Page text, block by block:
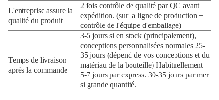
L'entreprise assure la
qualité du produit
2 fois contrôle de qualité par QC avant
expédition. (sur la ligne de production +
contrôle de l'équipe d'emballage)
Temps de livraison
après la commande
3-5 jours si en stock (principalement),
conceptions personnalisées normales 25-
35 jours (dépend de vos conceptions et du
matériau de la bouteille) Habituellement
5-7 jours par express. 30-35 jours par mer
si grande quantité.